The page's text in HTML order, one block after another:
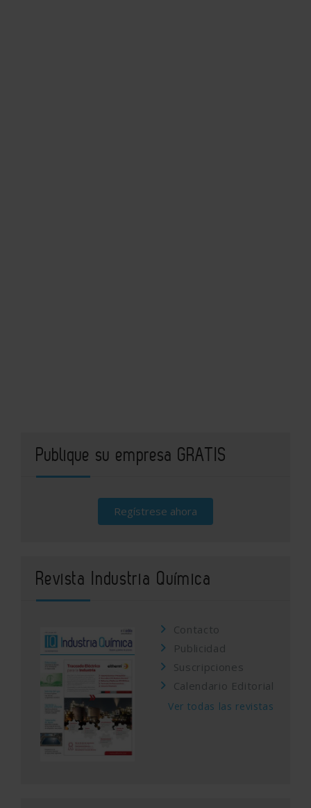
Publique su empresa GRATIS
Regístrese ahora
Revista Industria Química
Contacto
Publicidad
Suscripciones
Calendario Editorial
Ver todas las revistas